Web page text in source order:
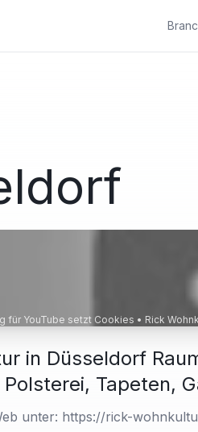
für YouTube setzt Cookies • Rick
in Düsseldorf
Tapeten,
unter: https://rick-